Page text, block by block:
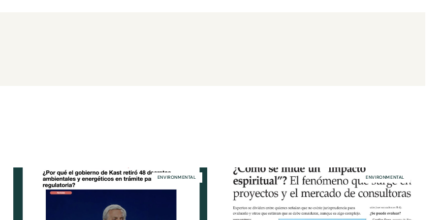
ENVIRONMENTAL ENVIRONMENTAL